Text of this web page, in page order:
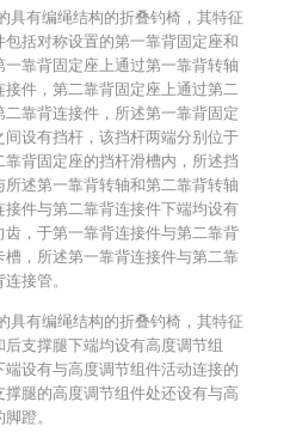
具有编绳结构的折叠钓椅，其特征
括对称设置的第一靠背固定座和
靠背固定座上通过第一靠背转轴
件，第二靠背固定座上通过第二
靠背连接件，所述第一靠背固定
间设有挡杆，该挡杆两端分别位于
背固定座的挡杆滑槽内，所述挡
述第一靠背转轴和第二靠背转轴
件与第二靠背连接件下端均设有
，于第一靠背连接件与第二靠背
，所述第一靠背连接件与第二靠
接管。
具有编绳结构的折叠钓椅，其特征
支撑腿下端均设有高度调节组
设有与高度调节组件活动连接的
腿的高度调节组件处还设有与高
蹬。